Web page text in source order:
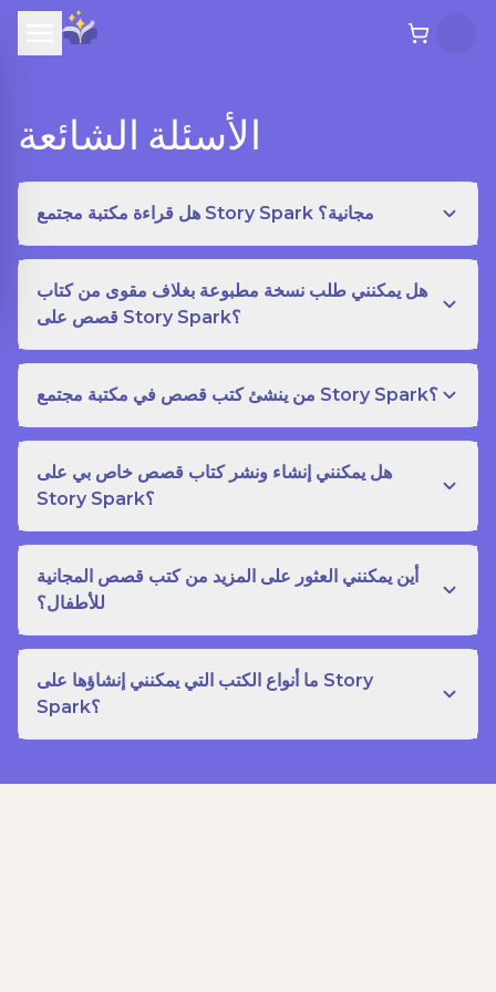
الأسئلة الشائعة
هل قراءة مكتبة مجتمع Story Spark مجانية؟
هل يمكنني طلب نسخة مطبوعة بغلاف مقوى من كتاب
قصص على Story Spark؟
من ينشئ كتب قصص في مكتبة مجتمع Story Spark؟
هل يمكنني إنشاء ونشر كتاب قصص خاص بي على
Story Spark؟
أين يمكنني العثور على المزيد من كتب قصص المجانية
للأطفال؟
ما أنواع الكتب التي يمكنني إنشاؤها على Story
Spark؟